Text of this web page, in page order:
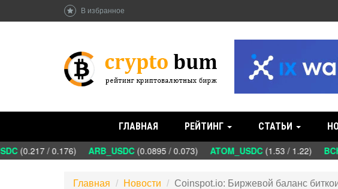
В избранное
ГЛАВНАЯ РЕЙТИНГ СТАТЬИ
(0.217 / 0.176) ARB_USDC(0.0895 / 0.073) ATOM_USDC(1.53 / 1.22)
Главная Новости Coinspot.io: Биржевой баланс